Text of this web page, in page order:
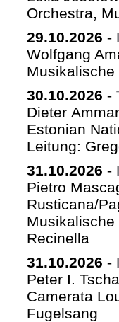
Orchestra,
29.10.2026 -
Wolfgang
Musikalische
30.10.2026 -
Dieter
Estonian
Leitung:
31.10.2026 -
Pietro
Rusticana/
Recinella
31.10.2026 -
Peter I.
Camerata
Fugelsang